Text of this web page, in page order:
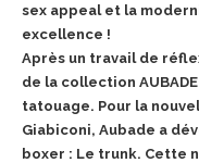
sex appeal et la
excellence !
Après un travail de
de la collection
tatouage. Pour la
Giabiconi, Aubade a
boxer : Le trunk. Cette